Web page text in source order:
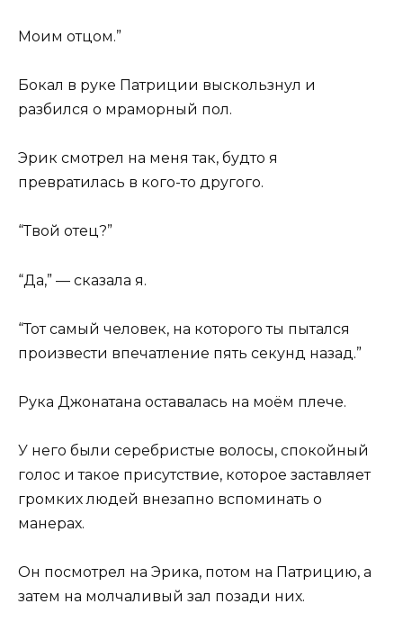
Моим отцом.”
Бокал в руке Патриции выскользнул и
разбился о мраморный пол.
Эрик смотрел на меня так, будто я
превратилась в кого-то другого.
“Твой отец?”
“Да,” — сказала я.
“Тот самый человек, на которого ты пытался
произвести впечатление пять секунд назад.”
Рука Джонатана оставалась на моём плече.
У него были серебристые волосы, спокойный
голос и такое присутствие, которое заставляет
громких людей внезапно вспоминать о
манерах.
Он посмотрел на Эрика, потом на Патрицию, а
затем на молчаливый зал позади них.